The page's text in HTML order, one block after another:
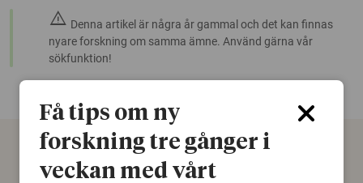
warning Denna artikel är några år gammal och det kan finnas
nyare forskning om samma ämne. Använd gärna vår
sökfunktion!
Få tips om ny
forskning tre gånger i
veckan med vårt